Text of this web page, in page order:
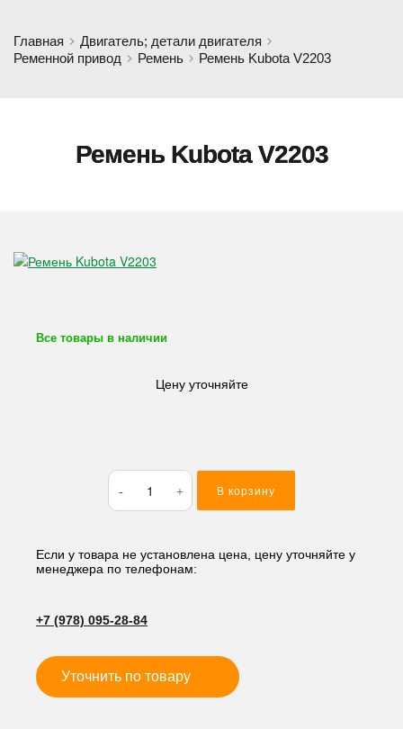
Главная
Двигатель; детали двигателя
Ременной привод
Ремень Ремень Kubota V2203
Ремень Kubota V2203
Все товары в наличии
Цену уточняйте
Количество
товара
Ремень
V2203
В корзину
Если у товара не установлена цена, цену уточняйте у
менеджера по телефонам:
+7 (978) 095-28-84
Уточнить по товару